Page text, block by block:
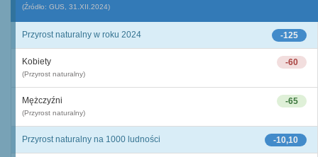
(Źródło: GUS, 31.XII.2024)
-125
Przyrost naturalny w roku 2024
-60
Kobiety
(Przyrost naturalny)
-65
Mężczyźni
(Przyrost naturalny)
-10,10
Przyrost naturalny na 1000 ludności